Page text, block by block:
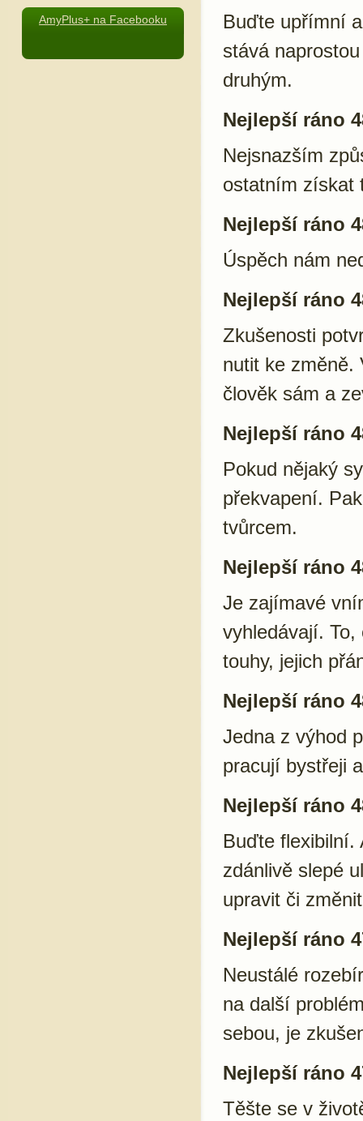
AmyPlus+ na Facebooku
Buďte upřímní
stává
druhým.
Nejlepší ráno
Nejsnazším
ostatním získat
Nejlepší ráno
Úspěch nám
Nejlepší ráno
Zkušenosti
nutit ke změně.
člověk sám a
Nejlepší ráno
Pokud nějaký
překvapení.
tvůrcem.
Nejlepší ráno
Je zajímavé
vyhledávají.
touhy, jejich
Nejlepší ráno
Jedna z výhod
pracují bystřeji
Nejlepší ráno
Buďte flexibilní.
zdánlivě slepé
upravit či
Nejlepší ráno
Neustálé
na další
sebou, je
Nejlepší ráno
Těšte se v